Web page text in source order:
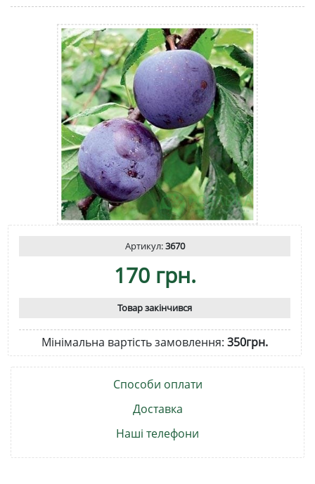
Артикул:3670
170 грн.
Товар закінчився
Мінімальна вартість замовлення: 350грн.
Способи оплати
Доставка
Наші телефони